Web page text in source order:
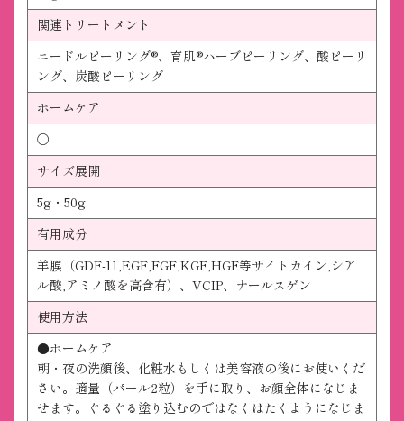
関連トリートメント
ニードルピーリング®、育肌®ハーブピーリング、酸ピーリ
ング、炭酸ピーリング
ホームケア
〇
サイズ展開
5g・50g
有用成分
羊膜（GDF-11,EGF,FGF,KGF,HGF等サイトカイン,シア
ル酸,アミノ酸を高含有）、VCIP、ナールスゲン
使用方法
●ホームケア
朝・夜の洗顔後、化粧水もしくは美容液の後にお使いくだ
さい。適量（パール2粒）を手に取り、お顔全体になじま
せます。ぐるぐる塗り込むのではなくはたくようになじま